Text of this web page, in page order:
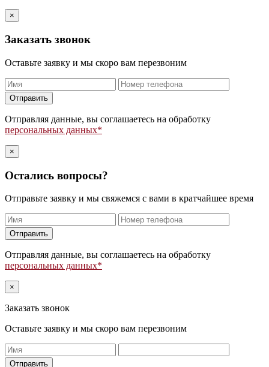
×
Заказать звонок
Оставьте заявку и мы скоро вам перезвоним
Оставьте
это
поле
пустым.
Отправляя данные, вы соглашаетесь на обработку
персональных данных*
×
Остались вопросы?
Отправьте заявку и мы свяжемся с вами в кратчайшее время
Оставьте
это
поле
пустым.
Отправляя данные, вы соглашаетесь на обработку
персональных данных*
×
Заказать звонок
Оставьте заявку и мы скоро вам перезвоним
Оставьте